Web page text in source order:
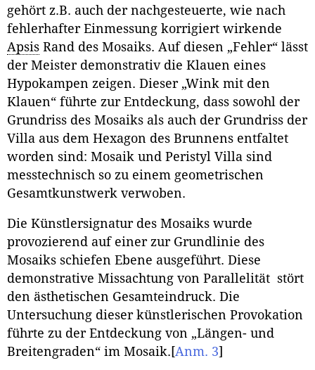
gehört z.B. auch der nachgesteuerte, wie nach
fehlerhafter Einmessung korrigiert wirkende
Apsis Rand des Mosaiks. Auf diesen „Fehler“ lässt
der Meister demonstrativ die Klauen eines
Hypokampen zeigen. Dieser „Wink mit den
Klauen“ führte zur Entdeckung, dass sowohl der
Grundriss des Mosaiks als auch der Grundriss der
Villa aus dem Hexagon des Brunnens entfaltet
worden sind: Mosaik und Peristyl Villa sind
messtechnisch so zu einem geometrischen
Gesamtkunstwerk verwoben.
Die Künstlersignatur des Mosaiks wurde
provozierend auf einer zur Grundlinie des
Mosaiks schiefen Ebene ausgeführt. Diese
demonstrative Missachtung von Parallelität stört
den ästhetischen Gesamteindruck. Die
Untersuchung dieser künstlerischen Provokation
führte zu der Entdeckung von „Längen- und
Breitengraden“ im Mosaik. [Anm. 3]